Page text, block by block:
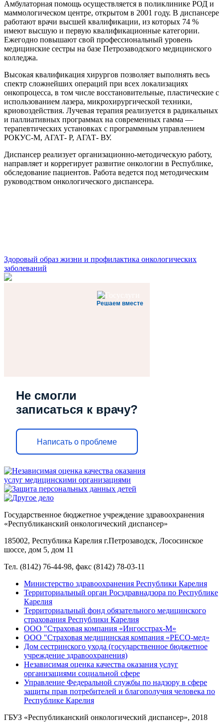
Амбулаторная помощь осуществляется в поликлинике РОД и
маммологическом центре, открытом в 2001 году. В диспансере
работают врачи высшей квалификации, из которых 74 %
имеют высшую и первую квалификационные категории.
Ежегодно повышают свой профессиональный уровень
медицинские сестры на базе Петрозаводского медицинского
колледжа.
Высокая квалификация хирургов позволяет выполнять весь
спектр сложнейших операций при всех локализациях
онкопроцесса, в том числе восстановительные, пластические с
использованием лазера, микрохирургической техники,
криовоздействия. Лучевая терапия реализуется в радикальных
и паллиативных программах на современных гамма —
терапевтических установках с программным управлением
РОКУС-М, АГАТ- Р, АГАТ- ВУ.
Диспансер реализует организационно-методическую работу,
направляет и коррегирует развитие онкологии в Республике,
обследование пациентов. Работа ведется под методическим
руководством онкологического диспансера.
Здоровый образ жизни и профилактика онкологических
заболеваний
Решаем вместе
Не смогли
записаться к врачу?
Написать о проблеме
Государственное бюджетное учреждение здравоохранения
«Республиканский онкологический диспансер»
185002, Республика Карелия г.Петрозаводск, Лососинское
шоссе, дом 5, дом 11
Тел. (8142) 76-44-98, факс (8142) 78-03-11
Министерство здравоохранения Республики Карелия
Территориальный орган Росздравнадзора по Республике
Карелия
Территориальный фонд обязательного медицинского
страхования Республики Карелия
ООО "Страховая компания «Ингосстрах-М»
ООО "Страховая медицинская компания «РЕСО-мед»
Дом сестринского ухода (государственное бюджетное
учреждение здравоохранения)
Независимая оценка качества оказания услуг
организациями социальной сфере
Управление Федеральной службы по надзору в сфере
защиты прав потребителей и благополучия человека по
Республике Карелия
ГБУЗ «Республиканский онкологический диспансер», 2018